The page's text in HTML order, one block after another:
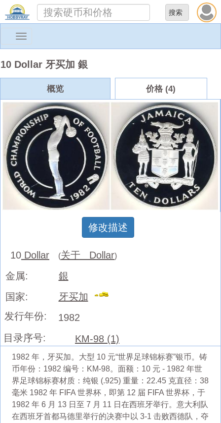
Toggle
10 Dollar 牙买加 銀
概览 价格 (4)
修改描述
10 Dollar (关于 Dollar)
金属:
銀
国家:
牙买加
发行年份:
1982
目录序号:
KM-98 (1)
1982 年，牙买加。大型 10 元“世界足球锦标赛”银币。铸
币年份：1982 编号：KM-98。面额：10 元 - 1982 年世
界足球锦标赛材质：纯银 (.925) 重量：22.45 克直径：38
毫米 1982 年 FIFA 世界杯，即第 12 届 FIFA 世界杯，于
1982 年 6 月 13 日至 7 月 11 日在西班牙举行。意大利队
在西班牙首都马德里举行的决赛中以 3-1 击败西德队，夺